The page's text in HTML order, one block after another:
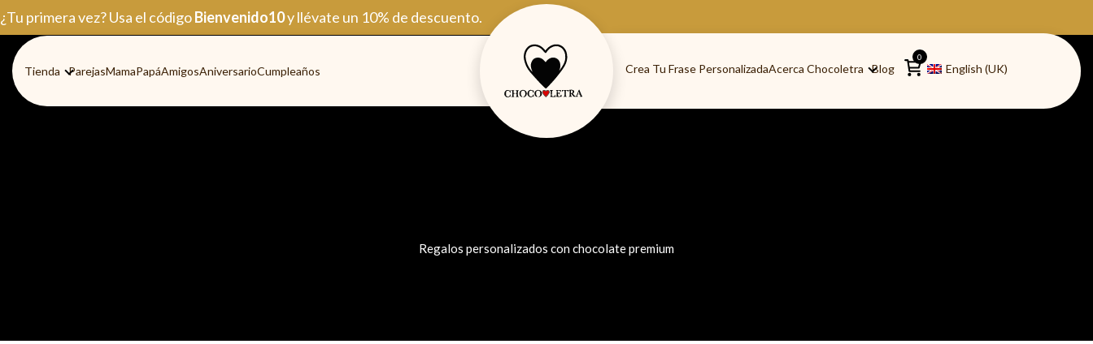
Ir
al
contenido
¿Tu primera vez? Usa el códigoBienvenido10y llévate un 10% de descuento.
Tienda ParejasMamaPapáAmigosAniversarioCumpleaños Crea Tu Frase PersonalizadaAcerca Chocoletra Blog
0
English (UK)
Regalos personalizados con chocolate premium